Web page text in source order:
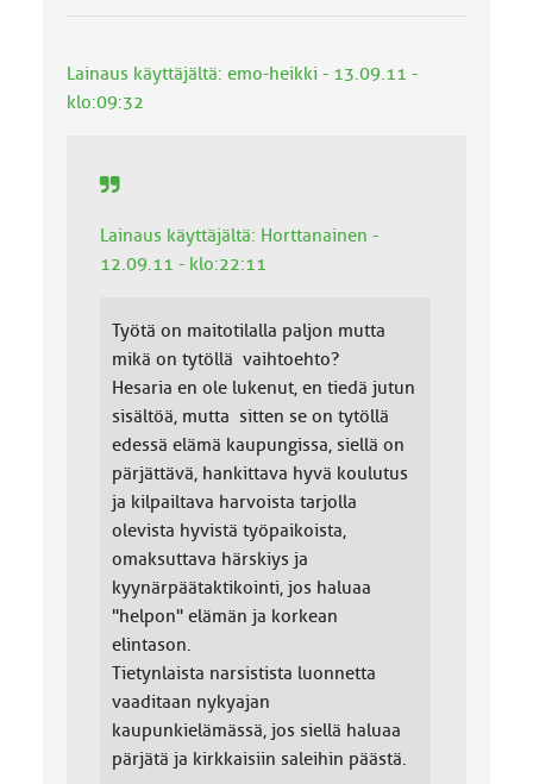
k
a
Lainaus käyttäjältä: emo-heikki - 13.09.11 -
klo:09:32
Lainaus käyttäjältä: Horttanainen -
12.09.11 - klo:22:11
Työtä on maitotilalla paljon mutta
mikä on tytöllä vaihtoehto?
Hesaria en ole lukenut, en tiedä jutun
sisältöä, mutta sitten se on tytöllä
edessä elämä kaupungissa, siellä on
pärjättävä, hankittava hyvä koulutus
ja kilpailtava harvoista tarjolla
olevista hyvistä työpaikoista,
omaksuttava härskiys ja
kyynärpäätaktikointi, jos haluaa
"helpon" elämän ja korkean
elintason.
Tietynlaista narsistista luonnetta
vaaditaan nykyajan
kaupunkielämässä, jos siellä haluaa
pärjätä ja kirkkaisiin saleihin päästä.